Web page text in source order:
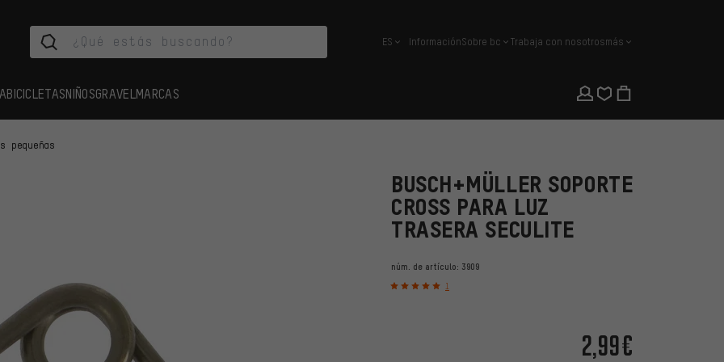
español
ES InformaciónSobre bc Trabaja con nosotrosmás
BICICLETASNIÑOSGRAVEL MARCAS
pequeñas
BUSCH+MÜLLER SOPORTE
CROSS PARA LUZ
TRASERA SECULITE
núm. de artículo: 3909
1
2,99€